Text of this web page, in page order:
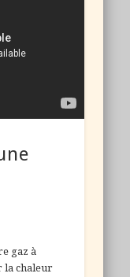
gaz à
la chaleur